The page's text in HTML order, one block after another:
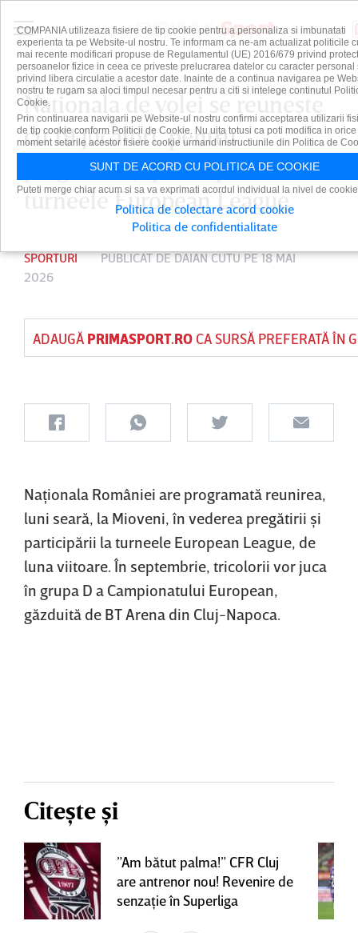
Naţionala de volei se reuneşte
cu 19 jucători, pentru
pregătirea şi participarea la
turneele European League
SPORTURI PUBLICAT DEDAIAN CUTUPE 18 MAI
2026
ADAUGĂ PRIMASPORT.ROCA SURSĂ PREFERATĂ ÎN
Naţionala României are programată reunirea,
luni seară, la Mioveni, în vederea pregătirii şi
participării la turneele European League, de
luna viitoare. În septembrie, tricolorii vor juca
în grupa D a Campionatului European,
găzduită de BT Arena din Cluj-Napoca.
Citește și
”Am bătut palma!” CFR Cluj
are antrenor nou! Revenire de
senzaţie în Superliga
COMPANIA utilizeaza fisiere de tip cookie pentru a personaliza si imbunatati
experienta ta pe Website-ul nostru. Te informam ca ne-am actualizat politicile
mai recente modificari propuse de Regulamentul (UE) 2016/679 privind
persoanelor fizice in ceea ce priveste prelucrarea datelor cu caracter personal
privind libera circulatie a acestor date. Inainte de a continua navigarea pe
nostru te rugam sa aloci timpul necesar pentru a citi si intelege continutul
Cookie.
Prin continuarea navigarii pe Website-ul nostru confirmi acceptarea utilizarii
de tip cookie conform Politicii de Cookie. Nu uita totusi ca poti modifica in orice
moment setarile acestor fisiere cookie urmand instructiunile din Politica de
SUNT DE ACORD CU POLITICA DE COOKIE
Puteti merge chiar acum si sa va exprimati acordul individual la nivel de
Politica de colectare acord cookie
Politica de confidentialitate